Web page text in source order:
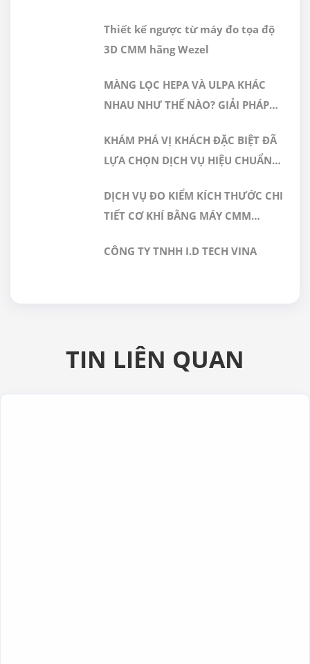
Thiết kế ngược từ máy đo tọa độ
3D CMM hãng Wezel
MÀNG LỌC HEPA VÀ ULPA KHÁC
NHAU NHƯ THẾ NÀO? GIẢI PHÁP
DƯỢC PHẨM
KHÁM PHÁ VỊ KHÁCH ĐẶC BIỆT ĐÃ
LỰA CHỌN DỊCH VỤ HIỆU CHUẨN
DỊCH VỤ ĐO KIỂM KÍCH THƯỚC CHI
TIẾT CƠ KHÍ BẰNG MÁY CMM
VIỆT NAM
CÔNG TY TNHH I.D TECH VINA
TIN LIÊN QUAN